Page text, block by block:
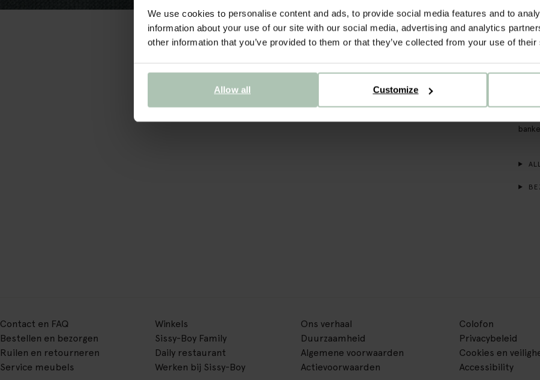
We use cookies to personalise content and ads, to provide social media features and to
information about your use of our site with our social media, advertising and analytics
other information that you’ve provided to them or that they’ve collected from your use of
Customize
Allow all
te
van
Contact en FAQ
Bestellen en bezorgen
Ruilen en retourneren
Service meubels
Winkels
Sissy-Boy Family
Daily restaurant
Werken bij Sissy-Boy
Ons verhaal
Duurzaamheid
Algemene voorwaarden
Actievoorwaarden
Colofon
Privacybeleid
Cookies en
Accessibility